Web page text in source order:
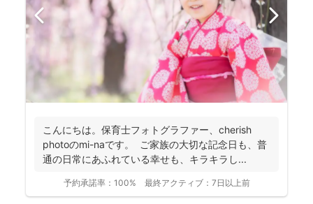
こんにちは。保育士フォトグラファー、cherish
photoのmi-naです。 ご家族の大切な記念日も、普
通の日常にあふれている幸せも、キラキラし...
予約承諾率： 100% 最終アクティブ： 7日以上前